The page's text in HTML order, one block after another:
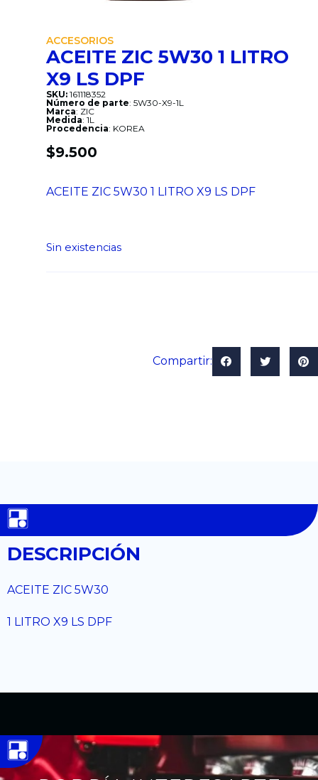
ACCESORIOS
ACEITE ZIC 5W30 1 LITRO
X9 LS DPF
SKU: 161118352
Número de parte: 5W30-X9-1L
Marca: ZIC
Medida: 1L
Procedencia: KOREA
$9.500
ACEITE ZIC 5W30 1 LITRO X9 LS DPF
Sin existencias
Compartir:
DESCRIPCIÓN
ACEITE ZIC 5W30
1 LITRO X9 LS DPF